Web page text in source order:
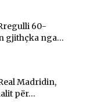
60-
gjithçka nga...
Madridin,
për...